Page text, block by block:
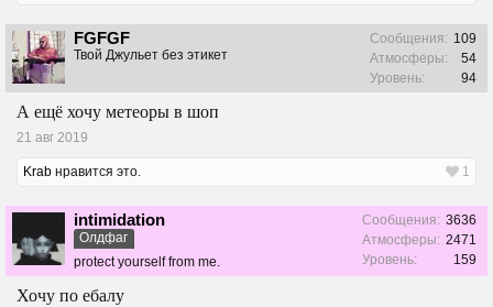
FGFGF
Твой Джульет без этикет
Сообщения: 109
Атмосферы:
54
Уровень:
94
А ещё хочу метеоры в шоп
21 авг 2019
Krab нравится это. 1
intimidation
Олдфаг
protect yourself from me.
Сообщения: 3636
Атмосферы: 2471
Уровень:
159
Хочу по ебалу